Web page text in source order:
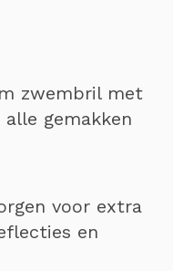
zwembril met
gemakken
voor extra
en